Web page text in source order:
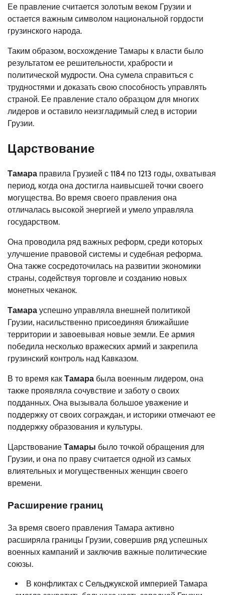
Ее правление считается золотым веком Грузии и
остается важным символом национальной гордости
грузинского народа.
Таким образом, восхождение Тамары к власти было
результатом ее решительности, храбрости и
политической мудрости. Она сумела справиться с
трудностями и доказать свою способность управлять
страной. Ее правление стало образцом для многих
лидеров и оставило неизгладимый след в истории
Грузии.
Царствование
Тамара правила Грузией с 1184 по 1213 годы, охватывая
период, когда она достигла наивысшей точки своего
могущества. Во время своего правления она
отличалась высокой энергией и умело управляла
государством.
Она проводила ряд важных реформ, среди которых
улучшение правовой системы и судебная реформа.
Она также сосредоточилась на развитии экономики
страны, содействуя торговле и созданию новых
монетных чеканок.
Тамара успешно управляла внешней политикой
Грузии, насильственно присоединяя ближайшие
территории и завоевывая новые земли. Ее армия
победила несколько вражеских армий и закрепила
грузинский контроль над Кавказом.
В то время как Тамара была военным лидером, она
также проявляла сочувствие и заботу о своих
подданных. Она вызывала большое уважение и
поддержку от своих сограждан, и историки отмечают ее
поддержку образования и культуры.
Царствование Тамары было точкой обращения для
Грузии, и она по праву считается одной из самых
влиятельных и могущественных женщин своего
времени.
Расширение границ
За время своего правления Тамара активно
расширяла границы Грузии, совершив ряд успешных
военных кампаний и заключив важные политические
союзы.
В конфликтах с Сельджукской империей Тамара